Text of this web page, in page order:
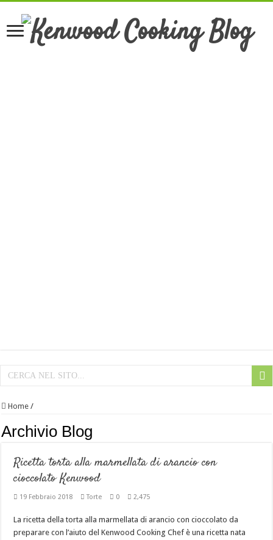
Home /
Archivio Blog
Ricetta torta alla marmellata di arancio con
cioccolato Kenwood
19 Febbraio 2018 Torte 0 2,475
La ricetta della torta alla marmellata di arancio con cioccolato da
preparare con l’aiuto del Kenwood Cooking Chef è una ricetta nata